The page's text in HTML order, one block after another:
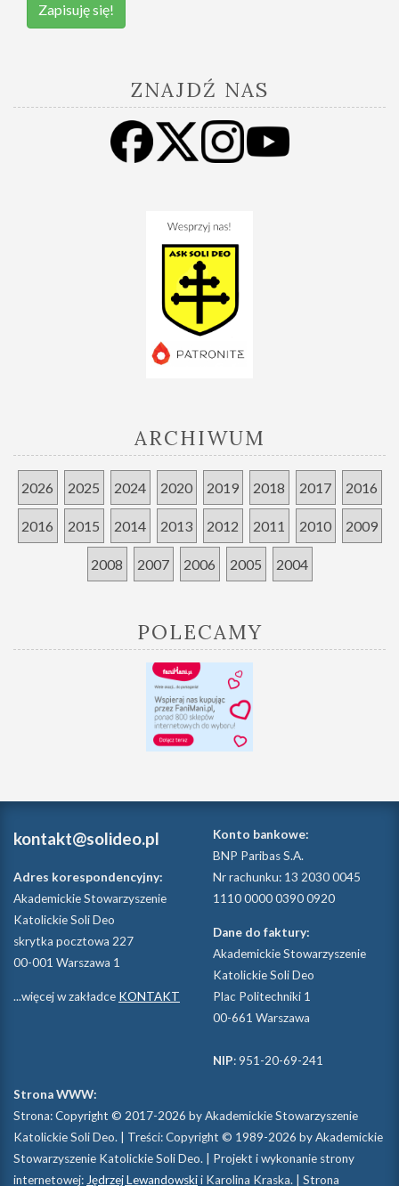
Zapisuję się!
ZNAJDŹ NAS
ARCHIWUM
2026 2025 2024 2020 2019 2018 2017 2016
2016 2015 2014 2013 2012 2011 2010 2009
2008 2007 2006 2005 2004
POLECAMY
kontakt@solideo.pl
Adres korespondencyjny:
Akademickie Stowarzyszenie
Katolickie Soli Deo
skrytka pocztowa 227
00-001 Warszawa 1
...więcej w zakładce KONTAKT
Konto bankowe:
BNP Paribas S.A.
Nr rachunku: 13 2030 0045
1110 0000 0390 0920
Dane do faktury:
Akademickie Stowarzyszenie
Katolickie Soli Deo
Plac Politechniki 1
00-661 Warszawa
NIP: 951-20-69-241
Strona WWW:
Strona: Copyright © 2017-2026 by Akademickie Stowarzyszenie
Katolickie Soli Deo. | Treści: Copyright © 1989-2026 by Akademickie
Stowarzyszenie Katolickie Soli Deo. | Projekt i wykonanie strony
internetowej: Jędrzej Lewandowskii Karolina Kraska. | Strona